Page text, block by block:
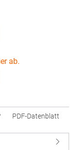
ab.
PDF-Datenblatt